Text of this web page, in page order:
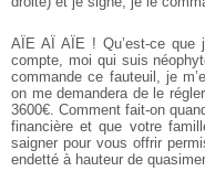
AÏE AÏ AÏE ! Qu’est-ce que
compte, moi qui suis
commande ce fauteuil, je
on me demandera de le
3600€. Comment fait-on
financière et que votre
saigner pour vous offrir
endetté à hauteur de